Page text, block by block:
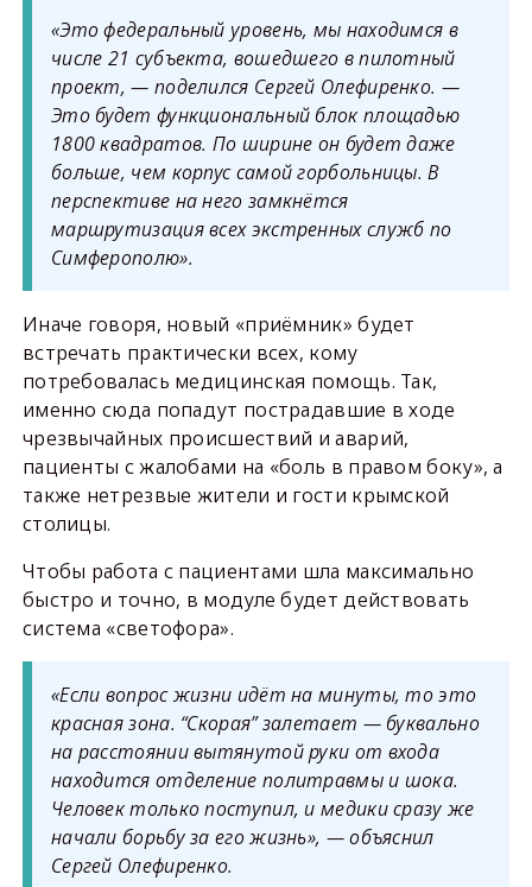
«Это федеральный уровень, мы находимся в
числе 21 субъекта, вошедшего в пилотный
проект, — поделился Сергей Олефиренко. —
Это будет функциональный блок площадью
1800 квадратов. По ширине он будет даже
больше, чем корпус самой горбольницы. В
перспективе на него замкнётся
маршрутизация всех экстренных служб по
Симферополю».
Иначе говоря, новый «приёмник» будет
встречать практически всех, кому
потребовалась медицинская помощь. Так,
именно сюда попадут пострадавшие в ходе
чрезвычайных происшествий и аварий,
пациенты с жалобами на «боль в правом боку», а
также нетрезвые жители и гости крымской
столицы.
Чтобы работа с пациентами шла максимально
быстро и точно, в модуле будет действовать
система «светофора».
«Если вопрос жизни идёт на минуты, то это
красная зона. “Скорая” залетает — буквально
на расстоянии вытянутой руки от входа
находится отделение политравмы и шока.
Человек только поступил, и медики сразу же
начали борьбу за его жизнь», — объяснил
Сергей Олефиренко.